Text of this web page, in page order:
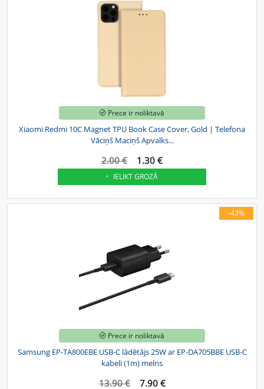
Prece ir noliktavā
Xiaomi Redmi 10C Magnet TPU Book Case Cover, Gold | Telefona
Vāciņš Maciņš Apvalks...
2.00 € 1.30 €
IELIKT GROZĀ
-43%
Prece ir noliktavā
Samsung EP-TA800EBE USB-C lādētājs 25W ar EP-DA705BBE USB-C
kabeli (1m) melns
13.90 € 7.90 €